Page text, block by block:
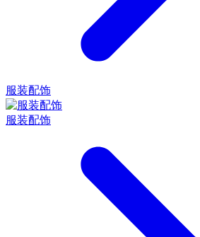
服装配饰
服装配饰